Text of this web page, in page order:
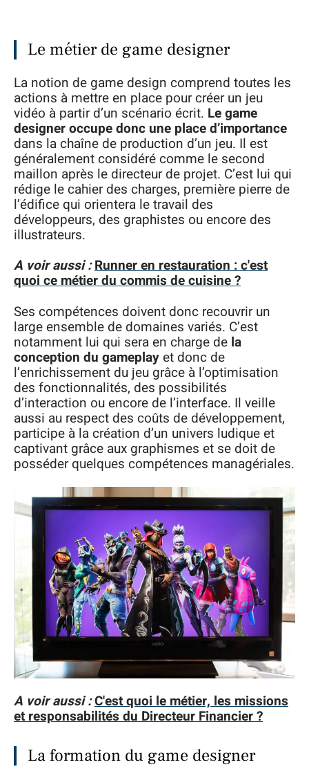
Le métier de game designer
La notion de game design comprend toutes les
actions à mettre en place pour créer un jeu
vidéo à partir d’un scénario écrit. Le game
designer occupe donc une place d’importance
dans la chaîne de production d’un jeu. Il est
généralement considéré comme le second
maillon après le directeur de projet. C’est lui qui
rédige le cahier des charges, première pierre de
l’édifice qui orientera le travail des
développeurs, des graphistes ou encore des
illustrateurs.
A voir aussi :Runner en restauration : c'est
quoi ce métier du commis de cuisine ?
Ses compétences doivent donc recouvrir un
large ensemble de domaines variés. C’est
notamment lui qui sera en charge de la
conception du gameplayet donc de
l’enrichissement du jeu grâce à l’optimisation
des fonctionnalités, des possibilités
d’interaction ou encore de l’interface. Il veille
aussi au respect des coûts de développement,
participe à la création d’un univers ludique et
captivant grâce aux graphismes et se doit de
posséder quelques compétences managériales.
A voir aussi :C'est quoi le métier, les missions
et responsabilités du Directeur Financier ?
La formation du game designer